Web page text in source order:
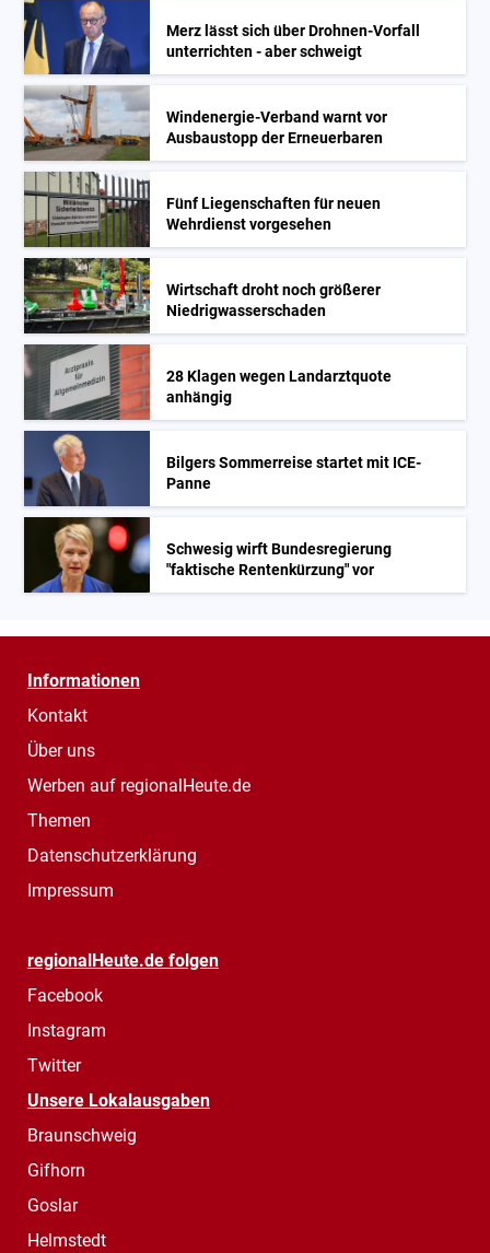
Merz lässt sich über Drohnen-Vorfall
unterrichten - aber schweigt
Windenergie-Verband warnt vor
Ausbaustopp der Erneuerbaren
Fünf Liegenschaften für neuen
Wehrdienst vorgesehen
Wirtschaft droht noch größerer
Niedrigwasserschaden
28 Klagen wegen Landarztquote
anhängig
Bilgers Sommerreise startet mit ICE-
Panne
Schwesig wirft Bundesregierung
"faktische Rentenkürzung" vor
Informationen
Kontakt
Über uns
Werben auf regionalHeute.de
Themen
Datenschutzerklärung
Impressum
regionalHeute.de folgen
Facebook
Instagram
Twitter
Unsere Lokalausgaben
Braunschweig
Gifhorn
Goslar
Helmstedt